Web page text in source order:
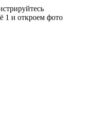
1 и откроем фото